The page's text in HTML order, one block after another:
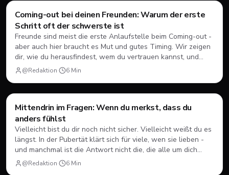
Coming-Out
Coming-out bei deinen Freunden: Warum der erste
Schritt oft der schwerste ist
Freunde sind meist die erste Anlaufstelle beim Coming-out -
aber auch hier braucht es Mut und gutes Timing. Wir zeigen
dir, wie du herausfindest, wem du vertrauen kannst, und
was du tun kannst, wenn die Reaktion nicht so ausfällt wie
@Redaktion· 6 Min
Coming-Out
Mittendrin im Fragen: Wenn du merkst, dass du
anders fühlst
Vielleicht bist du dir noch nicht sicher. Vielleicht weißt du es
längst. In der Pubertät klärt sich für viele, wen sie lieben -
und manchmal ist die Antwort nicht die, die alle um dich
herum erwarten.
@Redaktion· 6 Min